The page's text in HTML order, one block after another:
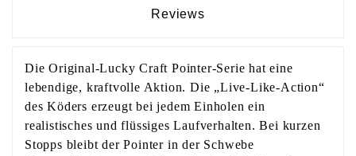
Reviews
Die Original-Lucky Craft Pointer-Serie hat eine
lebendige, kraftvolle Aktion. Die „Live-Like-Action“
des Köders erzeugt bei jedem Einholen ein
realistisches und flüssiges Laufverhalten. Bei kurzen
Stopps bleibt der Pointer in der Schwebe